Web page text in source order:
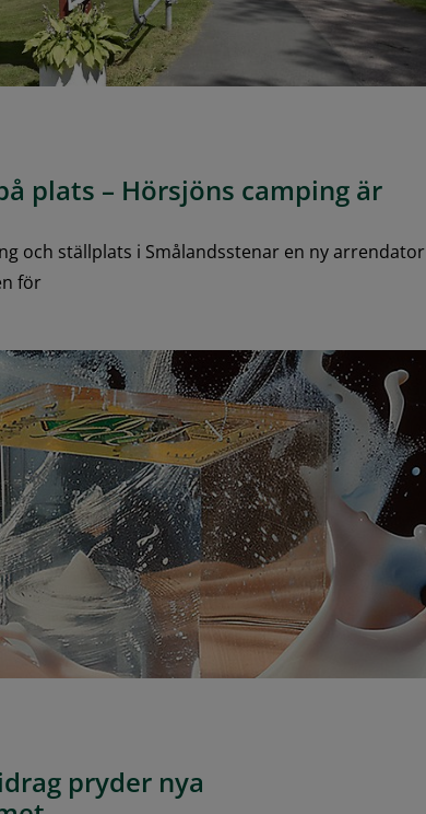
plats – Hörsjöns camping är
och ställplats i Smålandsstenar en ny arrendator
för
pryder nya